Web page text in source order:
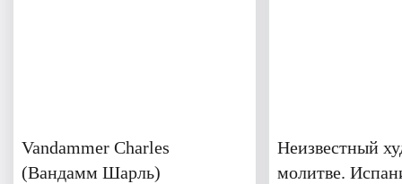
Vandammer Charles
(Вандамм Шарль)
Неизвестный
молитве.